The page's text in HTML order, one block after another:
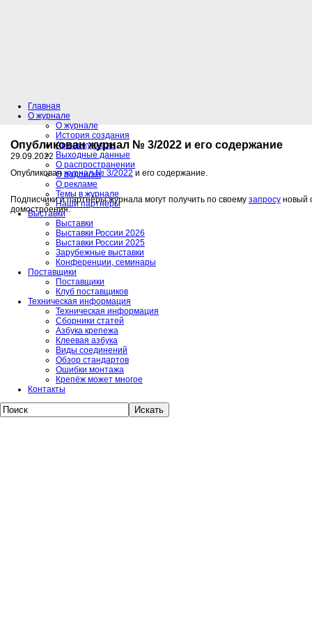
Главная
О журнале
О журнале
История создания
Архив журнала
Выходные данные
О распространении
О подписке
О рекламе
Темы в журнале
Наши партнёры
Выставки
Выставки
Выставки России 2026
Выставки России 2025
Зарубежные выставки
Конференции, семинары
Поставщики
Поставщики
Клуб поставщиков
Техническая информация
Техническая информация
Сборники статей
Азбука крепежа
Клеевая азбука
Виды соединений
Обзор стандартов
Ошибки монтажа
Крепёж может многое
Контакты
Опубликован журнал № 3/2022 и его содержание
29.09.2022
Опубликован журнал № 3/2022 и его содержание.
Подписчики и партнёры журнала могут получить по своему запросу новый
домостроения.